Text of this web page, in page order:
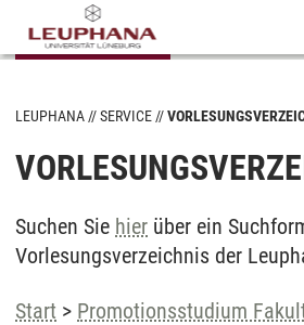
LEUPHANA SERVICE
Suchen Sie hier über ein
Vorlesungsverzeichnis der
Start > Promotionsstudium